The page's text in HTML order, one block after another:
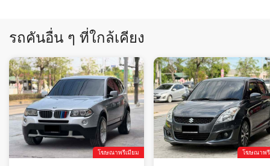
รถคันอื่น ๆ ที่ใกล้เคียง
โฆษณาพรีเมียม โฆษณาพ